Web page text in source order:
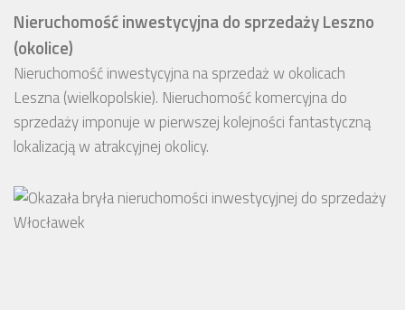
Nieruchomość inwestycyjna do sprzedaży Leszno
(okolice)
Nieruchomość inwestycyjna na sprzedaż w okolicach
Leszna (wielkopolskie). Nieruchomość komercyjna do
sprzedaży imponuje w pierwszej kolejności fantastyczną
lokalizacją w atrakcyjnej okolicy.